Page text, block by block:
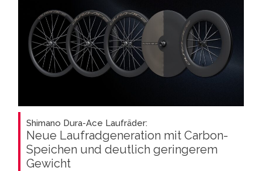
Shimano Dura-Ace Laufräder:
Neue Laufradgeneration mit Carbon-
Speichen und deutlich geringerem
Gewicht